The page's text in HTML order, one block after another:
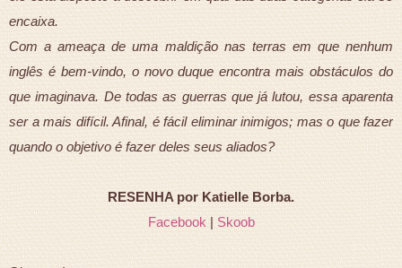
encaixa.
Com a ameaça de uma maldição nas terras em que nenhum
inglês é bem-vindo, o novo duque encontra mais obstáculos do
que imaginava. De todas as guerras que já lutou, essa aparenta
ser a mais difícil. Afinal, é fácil eliminar inimigos; mas o que fazer
quando o objetivo é fazer deles seus aliados?
RESENHA por Katielle Borba.
Facebook |Skoob